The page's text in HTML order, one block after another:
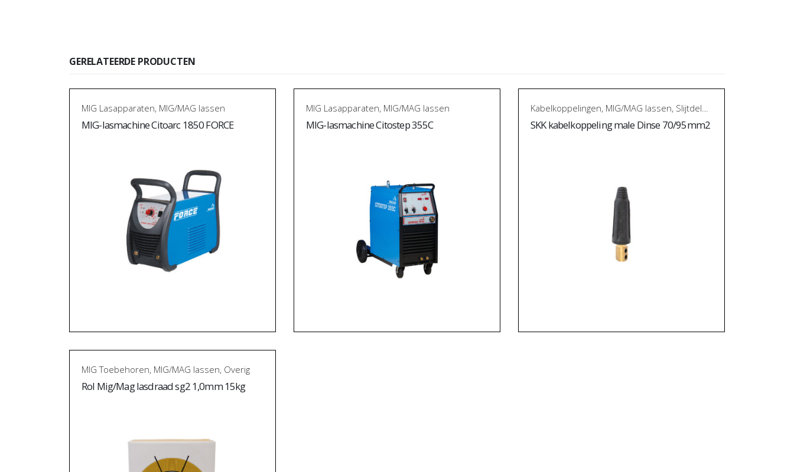
GERELATEERDE PRODUCTEN
MIG Lasapparaten, MIG/MAG lassen
MIG-lasmachine Citoarc 1850 FORCE
MIG Lasapparaten, MIG/MAG lassen
MIG-lasmachine Citostep 355C
Kabelkoppelingen, MIG/MAG lassen, Slijtdelen
SKK kabelkoppeling male Dinse 70/95mm2
MIG Toebehoren, MIG/MAG lassen, Overig
Rol Mig/Mag lasdraad sg2 1,0mm 15kg